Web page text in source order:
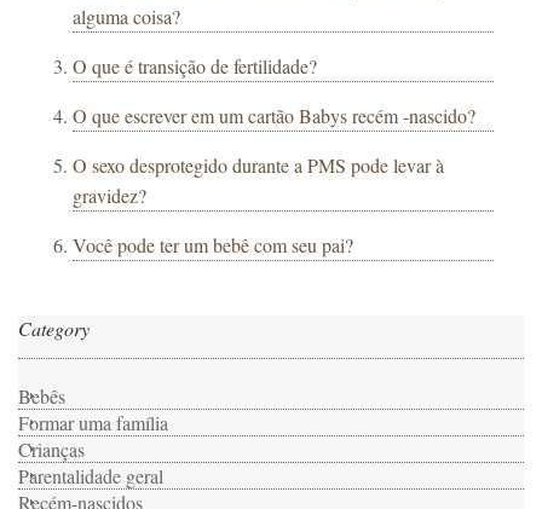
alguma coisa?
O que é transição de fertilidade?
O que escrever em um cartão Babys recém -nascido?
O sexo desprotegido durante a PMS pode levar à
gravidez?
Você pode ter um bebê com seu pai?
Category
Bebês
Formar uma família
Crianças
Parentalidade geral
Recém-nascidos